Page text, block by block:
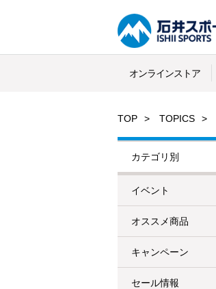
オンラインストア
TOP TOPICS
カテゴリ別
イベント
オススメ商品
キャンペーン
セール情報